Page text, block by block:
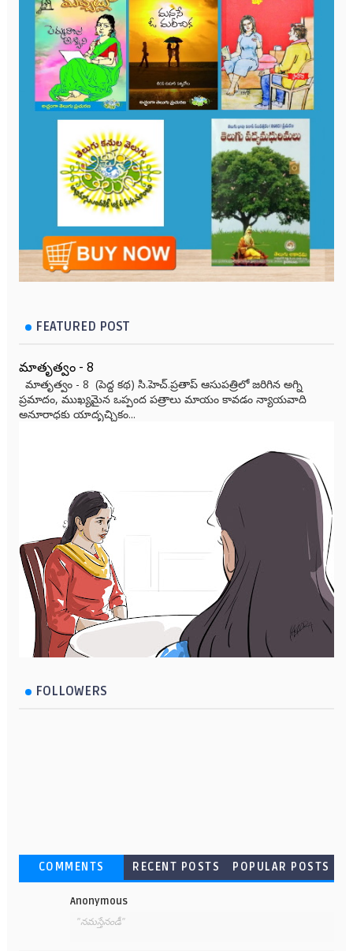
FEATURED POST
మాతృత్వం - 8
మాతృత్వం - 8 (పెద్ద కథ) సి.హెచ్.ప్రతాప్ ఆసుపత్రిలో జరిగిన అగ్ని
ప్రమాదం, ముఖ్యమైన ఒప్పంద పత్రాలు మాయం కావడం న్యాయవాది
అనూరాధకు యాదృచ్ఛికం...
FOLLOWERS
COMMENTS RECENT POSTS POPULAR POSTS
Anonymous
"నమస్తేనండీ"